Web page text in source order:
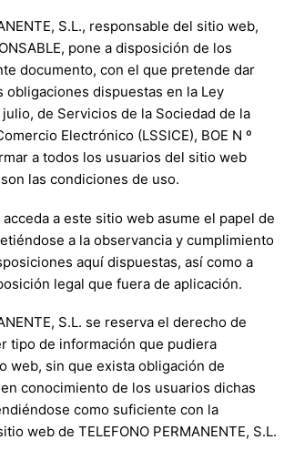
S.L., responsable del sitio web,
pone a disposición de los
documento, con el que pretende dar
obligaciones dispuestas en la Ley
de Servicios de la Sociedad de la
Electrónico (LSSICE), BOE N º
a todos los usuarios del sitio web
las condiciones de uso.
a este sitio web asume el papel de
a la observancia y cumplimiento
aquí dispuestas, así como a
legal que fuera de aplicación.
S.L. se reserva el derecho de
tipo de información que pudiera
web, sin que exista obligación de
conocimiento de los usuarios dichas
como suficiente con la
web de TELEFONO PERMANENTE, S.L.